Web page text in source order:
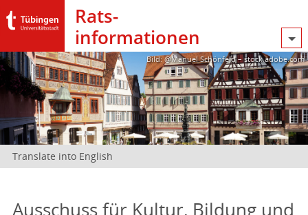
Rats­
informationen
Bild: @Manuel Schönfeld – stock.adobe.com
Translate into English
Ausschuss für Kultur, Bildung und